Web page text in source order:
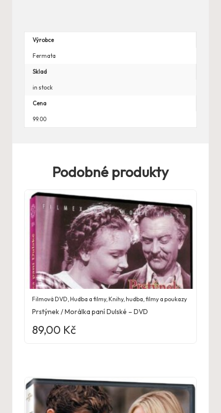
Výrobce
Fermata
Sklad
in stock
Cena
99.00
Podobné produkty
Filmová DVD ,Hudba a filmy,Knihy, hudba, filmy a poukazy
Prstýnek / Morálka paní Dulské – DVD
89,00 Kč